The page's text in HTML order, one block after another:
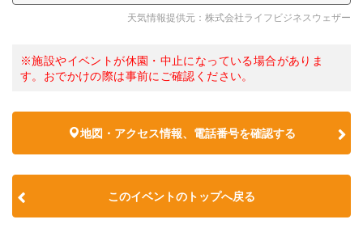
天気情報提供元：株式会社ライフビジネスウェザー
※施設やイベントが休園・中止になっている場合がありま
す。おでかけの際は事前にご確認ください。
地図・アクセス情報、電話番号を確認する
このイベントのトップへ戻る